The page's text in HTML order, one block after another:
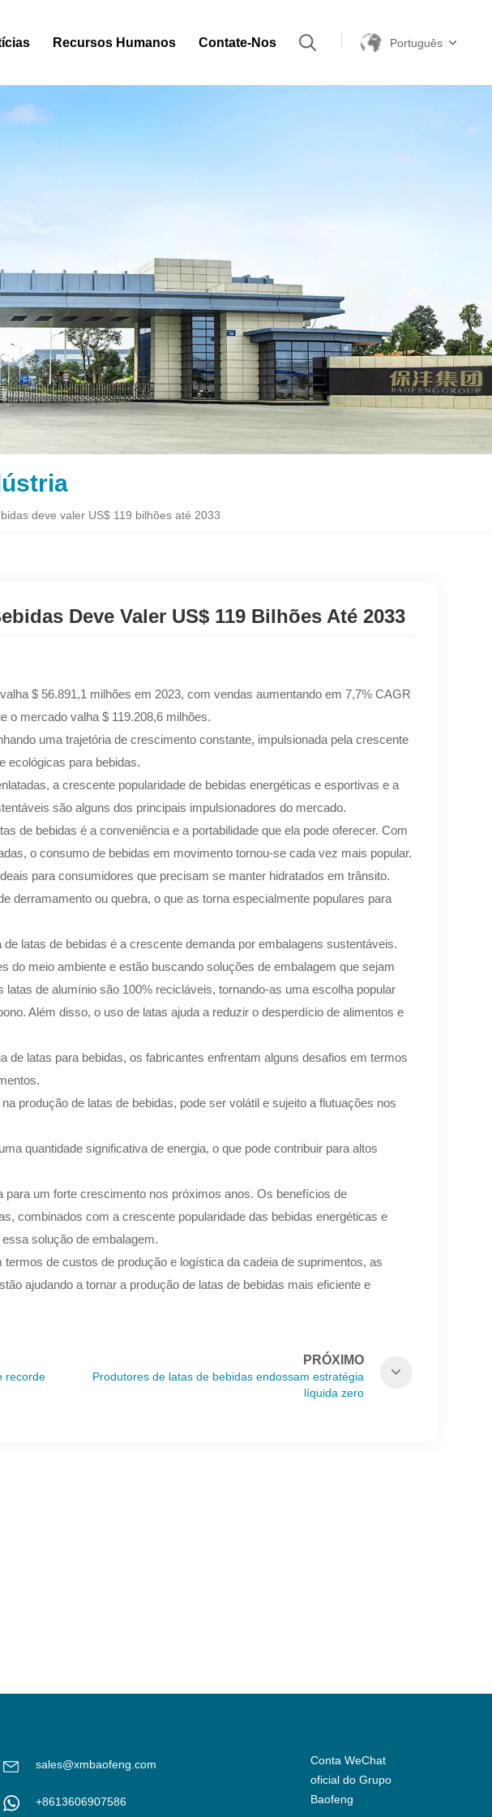
Recursos Humanos Contate-Nos Português
deve valer US$ 119 bilhões até 2033
Deve Valer US$ 119 Bilhões Até 2033
$ 56.891,1 milhões em 2023, com vendas aumentando em 7,7% CAGR
o mercado valha $ 119.208,6 milhões.
uma trajetória de crescimento constante, impulsionada pela crescente
ecológicas para bebidas.
a crescente popularidade de bebidas energéticas e esportivas e a
são alguns dos principais impulsionadores do mercado.
de bebidas é a conveniência e a portabilidade que ela pode oferecer. Com
o consumo de bebidas em movimento tornou-se cada vez mais popular.
para consumidores que precisam se manter hidratados em trânsito.
derramamento ou quebra, o que as torna especialmente populares para
latas de bebidas é a crescente demanda por embalagens sustentáveis.
do meio ambiente e estão buscando soluções de embalagem que sejam
de alumínio são 100% recicláveis, tornando-as uma escolha popular
Além disso, o uso de latas ajuda a reduzir o desperdício de alimentos e
de latas para bebidas, os fabricantes enfrentam alguns desafios em termos
produção de latas de bebidas, pode ser volátil e sujeito a flutuações nos
quantidade significativa de energia, o que pode contribuir para altos
para um forte crescimento nos próximos anos. Os benefícios de
combinados com a crescente popularidade das bebidas energéticas e
solução de embalagem.
de custos de produção e logística da cadeia de suprimentos, as
ajudando a tornar a produção de latas de bebidas mais eficiente e
recorde
PRÓXIMO
Produtores de latas de bebidas endossam estratégia
líquida zero
sales@xmbaofeng.com
+8613606907586
Conta WeChat
oficial do Grupo
Baofeng